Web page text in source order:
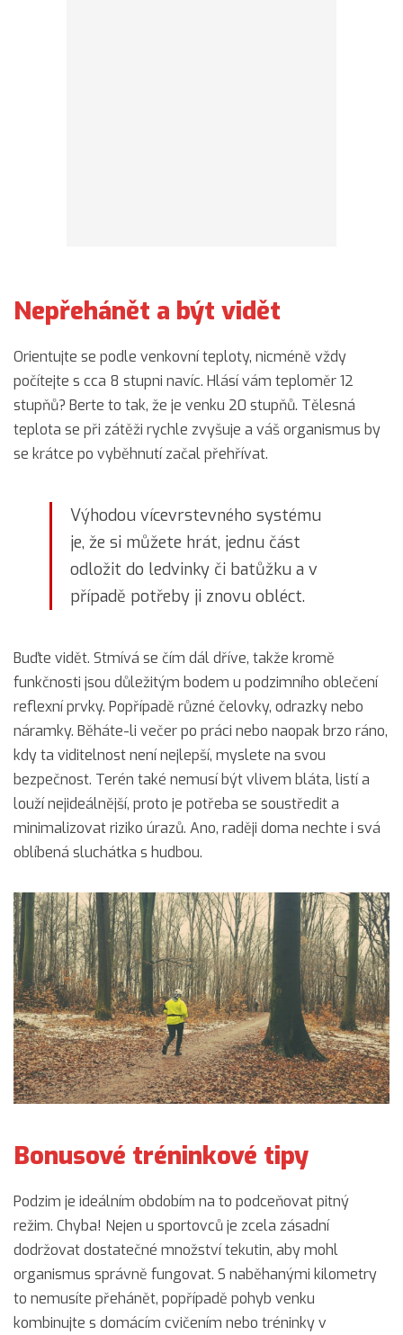
Nepřehánět a být vidět
Orientujte se podle venkovní teploty, nicméně vždy
počítejte s cca 8 stupni navíc. Hlásí vám teploměr 12
stupňů? Berte to tak, že je venku 20 stupňů. Tělesná
teplota se při zátěži rychle zvyšuje a váš organismus by
se krátce po vyběhnutí začal přehřívat.
Výhodou vícevrstevného systému
je, že si můžete hrát, jednu část
odložit do ledvinky či batůžku a v
případě potřeby ji znovu obléct.
Buďte vidět. Stmívá se čím dál dříve, takže kromě
funkčnosti jsou důležitým bodem u podzimního oblečení
reflexní prvky. Popřípadě různé čelovky, odrazky nebo
náramky. Běháte-li večer po práci nebo naopak brzo ráno,
kdy ta viditelnost není nejlepší, myslete na svou
bezpečnost. Terén také nemusí být vlivem bláta, listí a
louží nejideálnější, proto je potřeba se soustředit a
minimalizovat riziko úrazů. Ano, raději doma nechte i svá
oblíbená sluchátka s hudbou.
Bonusové tréninkové tipy
Podzim je ideálním obdobím na to podceňovat pitný
režim. Chyba! Nejen u sportovců je zcela zásadní
dodržovat dostatečné množství tekutin, aby mohl
organismus správně fungovat. S naběhanými kilometry
to nemusíte přehánět, popřípadě pohyb venku
kombinujte s domácím cvičením nebo tréninky v